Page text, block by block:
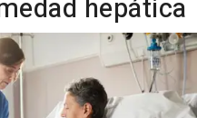
hepática